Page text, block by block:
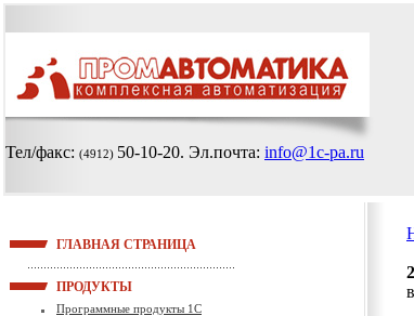
Тел/факс: (4912) 50-10-20. Эл.почта: info@1c-pa.ru
ГЛАВНАЯ СТРАНИЦА
ПРОДУКТЫ
Программные продукты 1С